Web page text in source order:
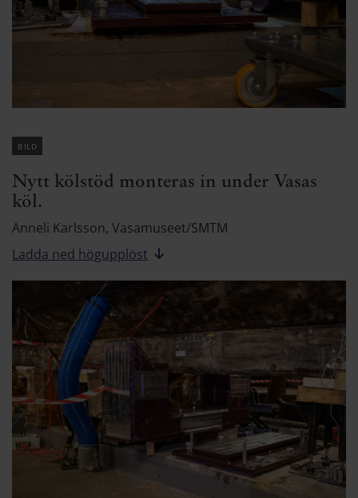
bild
Nytt kölstöd monteras in under Vasas
köl.
Anneli Karlsson, Vasamuseet/SMTM
Ladda ned högupplöst